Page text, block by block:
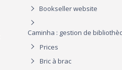
Bookseller website
Caminha : gestion de
Prices
Bric à brac